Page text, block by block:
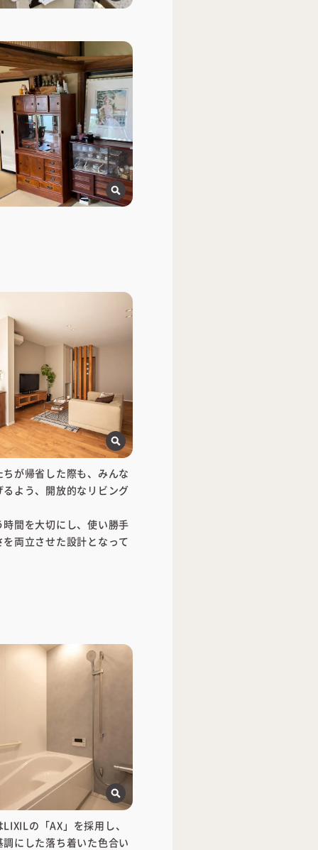
が帰省した際も、みんな
るよう、開放的なリビング
時間を大切にし、使い勝手
両立させた設計となって
の「AX」を採用し、
にした落ち着いた色合い